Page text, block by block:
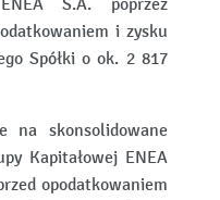
S.A. poprzez
i zysku
Spółki o ok. 2 817
na skonsolidowane
Kapitałowej ENEA
opodatkowaniem